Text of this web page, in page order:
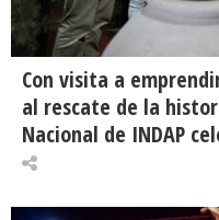
Con visita a
al rescate de la
Nacional de INDAP